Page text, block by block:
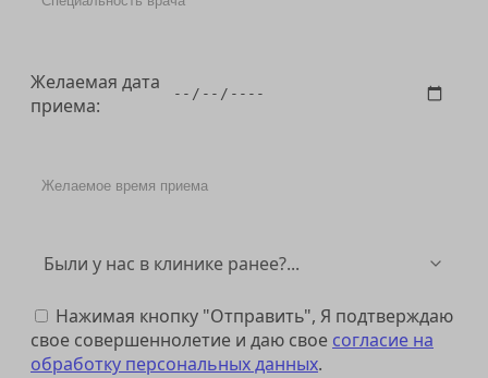
Желаемая дата
приема:
Нажимая кнопку "Отправить", Я подтверждаю
свое совершеннолетие и даю свое согласие на
обработку персональных данных.